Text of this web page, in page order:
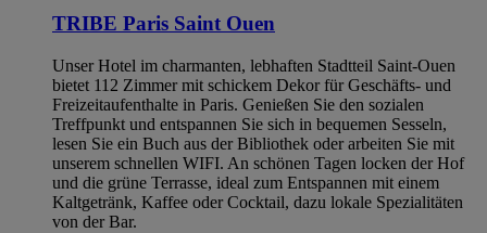
TRIBE Paris Saint Ouen
Unser Hotel im charmanten, lebhaften Stadtteil Saint-Ouen
bietet 112 Zimmer mit schickem Dekor für Geschäfts- und
Freizeitaufenthalte in Paris. Genießen Sie den sozialen
Treffpunkt und entspannen Sie sich in bequemen Sesseln,
lesen Sie ein Buch aus der Bibliothek oder arbeiten Sie mit
unserem schnellen WIFI. An schönen Tagen locken der Hof
und die grüne Terrasse, ideal zum Entspannen mit einem
Kaltgetränk, Kaffee oder Cocktail, dazu lokale Spezialitäten
von der Bar.